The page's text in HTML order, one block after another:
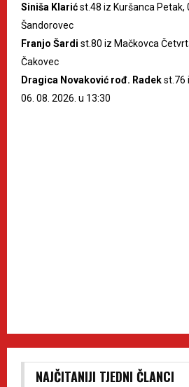
Siniša Klarićst.48 iz Kuršanca Petak,
Šandorovec
Franjo Šardi st.80 iz Mačkovca
Čakovec
Dragica Novaković rođ. Radekst.76
06. 08. 2026. u 13:30
NAJČITANIJI TJEDNI ČLANCI